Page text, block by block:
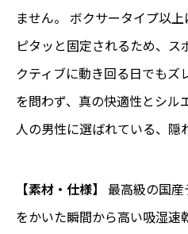
ません。 ボクサータイプ以
ピタッと固定されるため、ス
クティブに動き回る日でもズ
を問わず、真の快適性とシル
人の男性に選ばれている、隠
【素材・仕様】 最高級の国
をかいた瞬間から高い吸湿速